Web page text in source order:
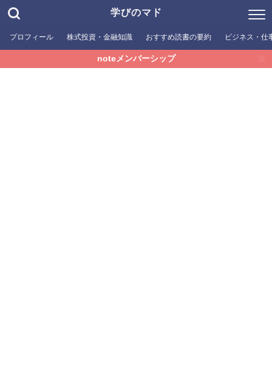
学びのマド
プロフィール 株式投資・金融知識 おすすめ読書の要約 ビジネス・仕
noteメンバーシップ